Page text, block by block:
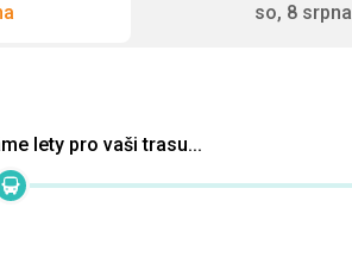
so, 8 srpna
lety pro vaši trasu...